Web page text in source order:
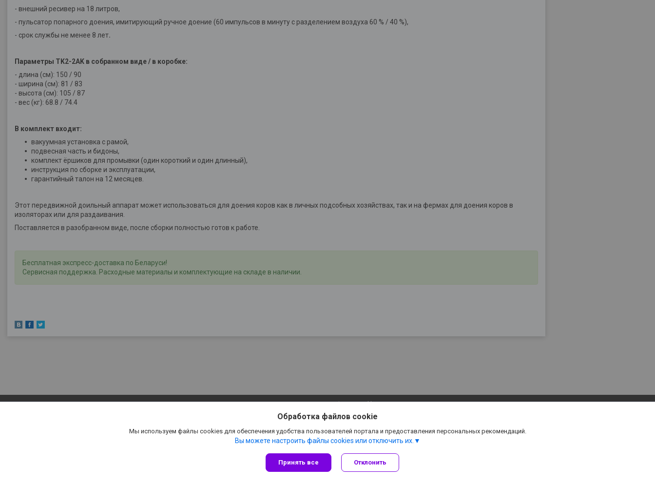
- внешний ресивер на 18 литров,
- пульсатор попарного доения, имитирующий ручное доение (60 импульсов в минуту с разделением воздуха 60 % / 40 %),
- срок службы не менее 8 лет.
Параметры TK2-2AK в собранном виде / в коробке:
- длина (см): 150 / 90
- ширина (см): 81 / 83
- высота (см): 105 / 87
- вес (кг): 68.8 / 74.4
В комплект входит:
вакуумная установка с рамой,
подвесная часть и бидоны,
комплект ёршиков для промывки (один короткий и один длинный),
инструкция по сборке и эксплуатации,
гарантийный талон на 12 месяцев.
Этот передвижной доильный аппарат может использоваться для доения коров как в личных подсобных хозяйствах, так и на фермах для доения коров в
изоляторах или для раздаивания.
Поставляется в разобранном виде, после сборки полностью готов к работе.
Бесплатная экспресс-доставка по Беларуси!
Сервисная поддержка. Расходные материалы и комплектующие на складе в наличии.
Сайт создан на платформе Deal.by
Политика обработки файлов cookies
Обработка файлов cookie
Мы используем файлы cookies для обеспечения удобства пользователей портала и предоставления персональных рекомендаций.
Вы можете настроить файлы cookies или отключить их.
Принять все Отклонить
ООО Белэксальто |
Пожаловаться на контент
Select Language ▼